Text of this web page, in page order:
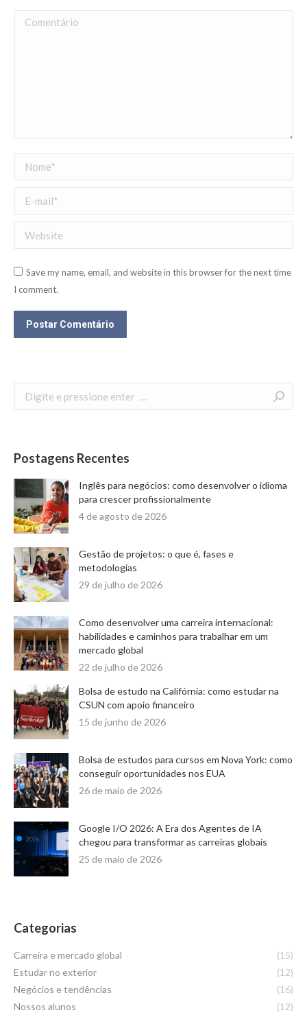
Comentário
Nome *
E-mail *
Website
Save my name, email, and website in this browser for the next time
I comment.
Postar Comentário
Postagens Recentes
Inglês para negócios: como desenvolver o idioma
para crescer profissionalmente
4 de agosto de 2026
Gestão de projetos: o que é, fases e
metodologias
29 de julho de 2026
Como desenvolver uma carreira internacional:
habilidades e caminhos para trabalhar em um
mercado global
22 de julho de 2026
Bolsa de estudo na Califórnia: como estudar na
CSUN com apoio financeiro
15 de junho de 2026
Bolsa de estudos para cursos em Nova York: como
conseguir oportunidades nos EUA
26 de maio de 2026
Google I/O 2026: A Era dos Agentes de IA
chegou para transformar as carreiras globais
25 de maio de 2026
Categorias
Carreira e mercado global
(15)
Estudar no exterior
(12)
Negócios e tendências
(16)
Nossos alunos
(12)